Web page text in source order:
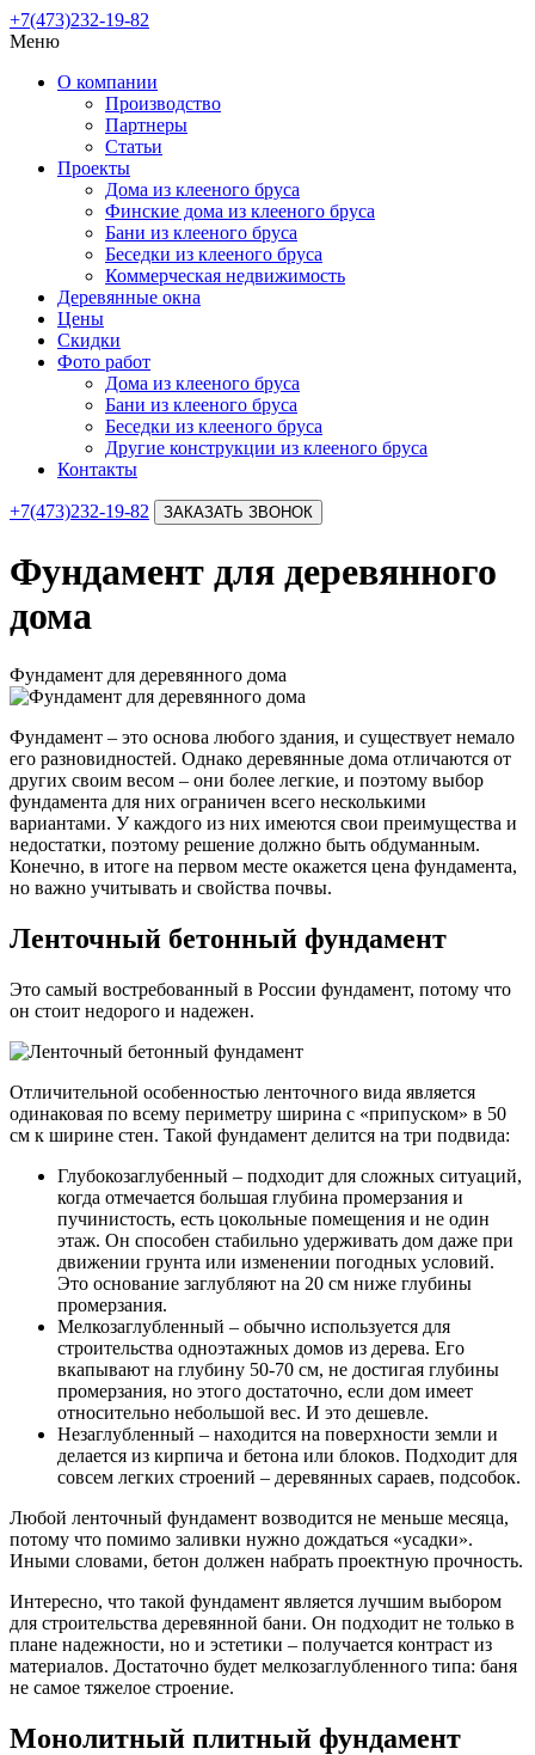
+7(473)232-19-82
Меню
О компании
Производство
Партнеры
Статьи
Проекты
Дома из клееного бруса
Финские дома из клееного бруса
Бани из клееного бруса
Беседки из клееного бруса
Коммерческая недвижимость
Деревянные окна
Цены
Скидки
Фото работ
Дома из клееного бруса
Бани из клееного бруса
Беседки из клееного бруса
Другие конструкции из клееного бруса
Контакты
+7(473)232-19-82 ЗАКАЗАТЬ ЗВОНОК
Фундамент для деревянного
дома
Фундамент для деревянного дома
Фундамент – это основа любого здания, и существует немало
его разновидностей. Однако деревянные дома отличаются от
других своим весом – они более легкие, и поэтому выбор
фундамента для них ограничен всего несколькими
вариантами. У каждого из них имеются свои преимущества и
недостатки, поэтому решение должно быть обдуманным.
Конечно, в итоге на первом месте окажется цена фундамента,
но важно учитывать и свойства почвы.
Ленточный бетонный фундамент
Это самый востребованный в России фундамент, потому что
он стоит недорого и надежен.
Отличительной особенностью ленточного вида является
одинаковая по всему периметру ширина с «припуском» в 50
см к ширине стен. Такой фундамент делится на три подвида:
Глубокозаглубенный – подходит для сложных ситуаций,
когда отмечается большая глубина промерзания и
пучинистость, есть цокольные помещения и не один
этаж. Он способен стабильно удерживать дом даже при
движении грунта или изменении погодных условий.
Это основание заглубляют на 20 см ниже глубины
промерзания.
Мелкозаглубленный – обычно используется для
строительства одноэтажных домов из дерева. Его
вкапывают на глубину 50-70 см, не достигая глубины
промерзания, но этого достаточно, если дом имеет
относительно небольшой вес. И это дешевле.
Незаглубленный – находится на поверхности земли и
делается из кирпича и бетона или блоков. Подходит для
совсем легких строений – деревянных сараев, подсобок.
Любой ленточный фундамент возводится не меньше месяца,
потому что помимо заливки нужно дождаться «усадки».
Иными словами, бетон должен набрать проектную прочность.
Интересно, что такой фундамент является лучшим выбором
для строительства деревянной бани. Он подходит не только в
плане надежности, но и эстетики – получается контраст из
материалов. Достаточно будет мелкозаглубленного типа: баня
не самое тяжелое строение.
Монолитный плитный фундамент